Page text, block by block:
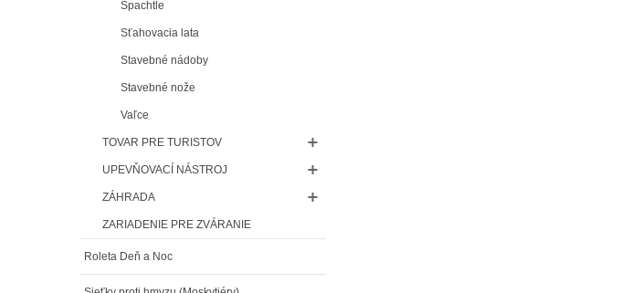
Špachtle
Sťahovacia lata
Stavebné nádoby
Stavebné nože
Vaľce
TOVAR PRE TURISTOV
UPEVŇOVACÍ NÁSTROJ
ZÁHRADA
ZARIADENIE PRE ZVÁRANIE
Roleta Deň a Noc